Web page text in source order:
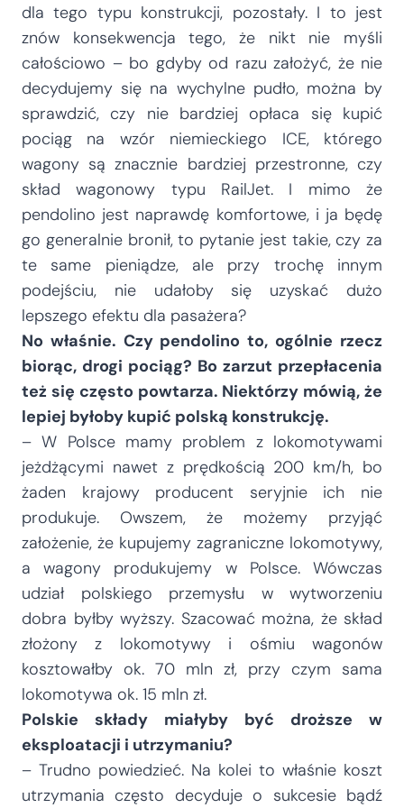
dla tego typu konstrukcji, pozostały. I to jest
znów konsekwencja tego, że nikt nie myśli
całościowo – bo gdyby od razu założyć, że nie
decydujemy się na wychylne pudło, można by
sprawdzić, czy nie bardziej opłaca się kupić
pociąg na wzór niemieckiego ICE, którego
wagony są znacznie bardziej przestronne, czy
skład wagonowy typu RailJet. I mimo że
pendolino jest naprawdę komfortowe, i ja będę
go generalnie bronił, to pytanie jest takie, czy za
te same pieniądze, ale przy trochę innym
podejściu, nie udałoby się uzyskać dużo
lepszego efektu dla pasażera?
No właśnie. Czy pendolino to, ogólnie rzecz
biorąc, drogi pociąg? Bo zarzut przepłacenia
też się często powtarza. Niektórzy mówią, że
lepiej byłoby kupić polską konstrukcję.
– W Polsce mamy problem z lokomotywami
jeżdżącymi nawet z prędkością 200 km/h, bo
żaden krajowy producent seryjnie ich nie
produkuje. Owszem, że możemy przyjąć
założenie, że kupujemy zagraniczne lokomotywy,
a wagony produkujemy w Polsce. Wówczas
udział polskiego przemysłu w wytworzeniu
dobra byłby wyższy. Szacować można, że skład
złożony z lokomotywy i ośmiu wagonów
kosztowałby ok. 70 mln zł, przy czym sama
lokomotywa ok. 15 mln zł.
Polskie składy miałyby być droższe w
eksploatacji i utrzymaniu?
– Trudno powiedzieć. Na kolei to właśnie koszt
utrzymania często decyduje o sukcesie bądź